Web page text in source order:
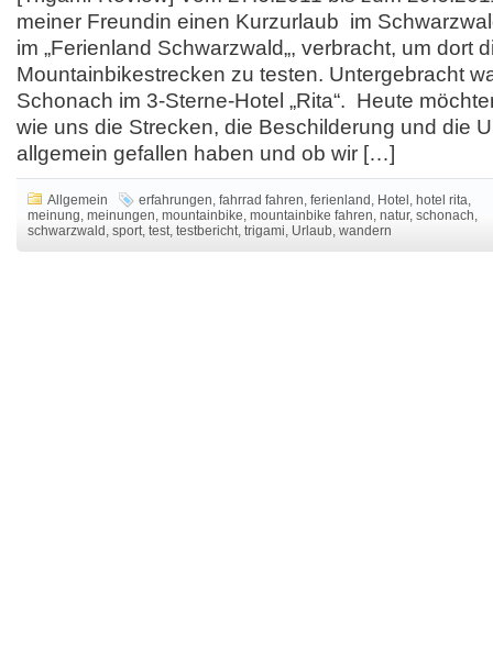
meiner Freundin einen Kurzurlaub im
im „Ferienland Schwarzwald„, verbracht, um dort
Mountainbikestrecken zu testen. Untergebracht
Schonach im 3-Sterne-Hotel „Rita“. Heute
wie uns die Strecken, die Beschilderung und die
allgemein gefallen haben und ob wir […]
Allgemein erfahrungen, fahrrad fahren, ferienland , Hotel , hotel rita,
meinung, meinungen, mountainbike, mountainbike fahren, natur, schonach,
schwarzwald , sport, test, testbericht, trigami, Urlaub, wandern